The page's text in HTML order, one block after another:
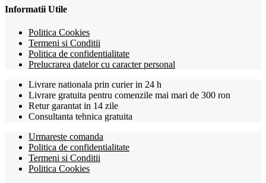
Informatii Utile
Politica Cookies
Termeni si Conditii
Politica de confidentialitate
Prelucrarea datelor cu caracter personal
Livrare nationala prin curier in 24 h
Livrare gratuita pentru comenzile mai mari de 300 ron
Retur garantat in 14 zile
Consultanta tehnica gratuita
Urmareste comanda
Politica de confidentialitate
Termeni si Conditii
Politica Cookies